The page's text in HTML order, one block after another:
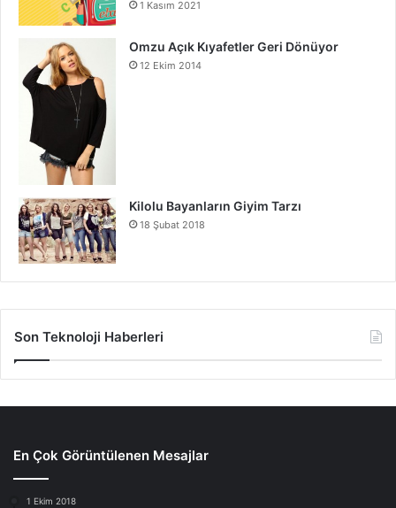
1 Kasım 2021
Omzu Açık Kıyafetler Geri Dönüyor
12 Ekim 2014
Kilolu Bayanların Giyim Tarzı
18 Şubat 2018
Son Teknoloji Haberleri
En Çok Görüntülenen Mesajlar
1 Ekim 2018